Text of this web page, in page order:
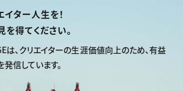
ター人生を！
得てください。
は、 クリエイターの生涯価値向上のため、有益
信しています。